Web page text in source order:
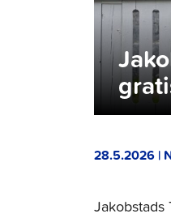
28.5.2026 |
Jakobstads